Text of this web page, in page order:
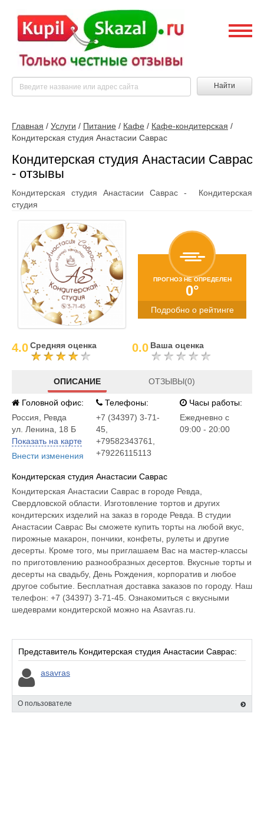
Найти
Главная / Услуги / Питание / Кафе / Кафе-кондитерская /
Кондитерская студия Анастасии Саврас
Кондитерская студия Анастасии Саврас
- отзывы
Кондитерская студия Анастасии Саврас - Кондитерская
студия
ПРОГНОЗ НЕ ОПРЕДЕЛЕН
0°
Подробно о рейтинге
4.0Средняя оценка 0.0 Ваша оценка
ОПИСАНИЕ ОТЗЫВЫ(0)
Головной офис:
Россия
Ревда
ул. Ленина, 18 Б
Показать на карте
Внести изменения
Телефоны:
+7 (34397) 3-71-
45,
+79582343761,
+79226115113
Часы работы:
Ежедневно с
09:00 - 20:00
Кондитерская студия Анастасии Саврас
Кондитерская Анастасии Саврас в городе Ревда,
Свердловской области. Изготовление тортов и других
кондитерских изделий на заказ в городе Ревда. В студии
Анастасии Саврас Вы сможете купить торты на любой вкус,
пирожные макарон, пончики, конфеты, рулеты и другие
десерты. Кроме того, мы приглашаем Вас на мастер-классы
по приготовлению разнообразных десертов. Вкусные торты и
десерты на свадьбу, День Рождения, корпоратив и любое
другое событие. Бесплатная доставка заказов по городу. Наш
телефон: +7 (34397) 3-71-45. Ознакомиться с вкусными
шедеврами кондитерской можно на Asavras.ru.
Представитель Кондитерская студия Анастасии Саврас:
asavras
О пользователе